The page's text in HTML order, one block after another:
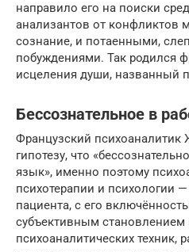
направило его на поиски
анализантов от конфликтов
сознание, и потаенными,
побуждениями. Так родился
исцеления души, названный
Бессознательное в
Французский
гипотезу, что
язык», именно поэтому
психотерапии и психологии
пациента, с его
субъективным
психоаналитических техник,